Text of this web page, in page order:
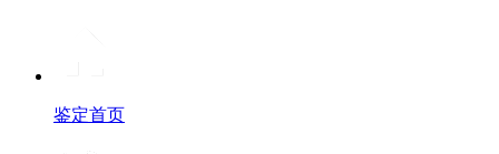
鉴定首页